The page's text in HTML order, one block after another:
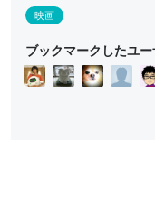
映画
ブックマークしたユ